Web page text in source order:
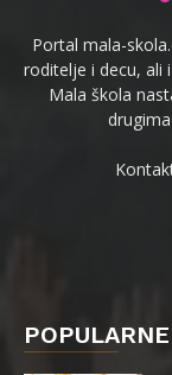
Portal mala-
roditelje i decu, ali
Mala škola